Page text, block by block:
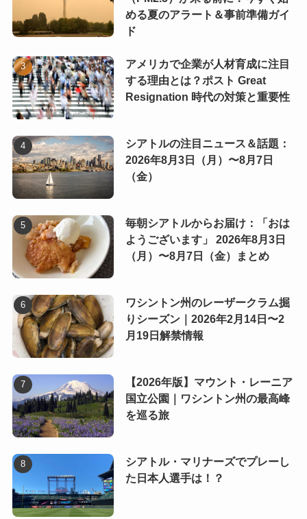
める夏のアラート＆事前準備ガイ
ド
アメリカで企業が人材育成に注目
する理由とは？ポスト Great
Resignation 時代の対策と重要性
シアトルの注目ニュース＆話題：
2026年8月3日（月）〜8月7日
（金）
毎朝シアトルからお届け：「おは
ようございます」 2026年8月3日
（月）〜8月7日（金）まとめ
ワシントン州のレーザークラム掘
りシーズン｜2026年2月14日〜2
月19日解禁情報
【2026年版】マウント・レーニア
国立公園｜ワシントン州の最高峰
を巡る旅
シアトル・マリナーズでプレーし
た日本人選手は！？